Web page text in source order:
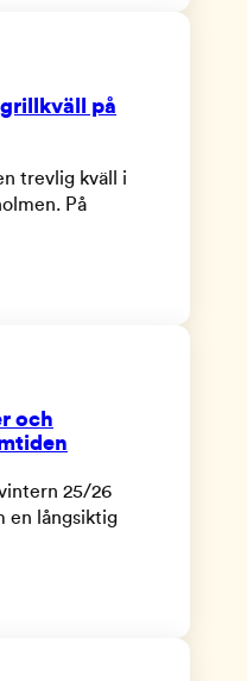
på
trevlig kväll i
På
och
25/26
en långsiktig